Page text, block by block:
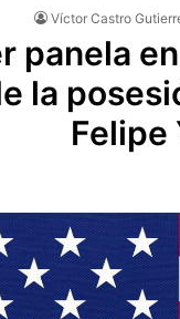
Víctor Castro
panela
la
Felipe